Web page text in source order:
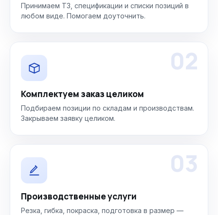
Принимаем ТЗ, спецификации и списки позиций в
любом виде. Помогаем доуточнить.
02
Комплектуем заказ целиком
Подбираем позиции по складам и производствам.
Закрываем заявку целиком.
03
Производственные услуги
Резка, гибка, покраска, подготовка в размер —